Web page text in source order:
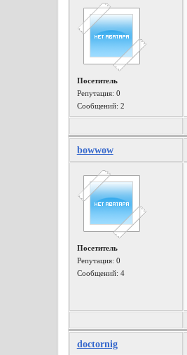
Посетитель
Репутация: 0
Сообщений: 2
bowwow
Посетитель
Репутация: 0
Сообщений: 4
doctornig